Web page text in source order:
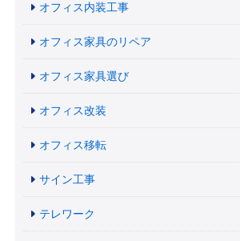
オフィス内装工事
オフィス家具のリペア
オフィス家具選び
オフィス改装
オフィス移転
サイン工事
テレワーク